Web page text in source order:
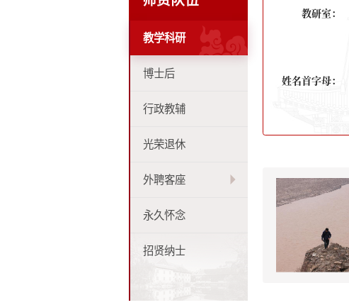
教学科研
博士后
行政教辅
光荣退休
外聘客座
永久怀念
招贤纳士
教研室：
姓名首字母：